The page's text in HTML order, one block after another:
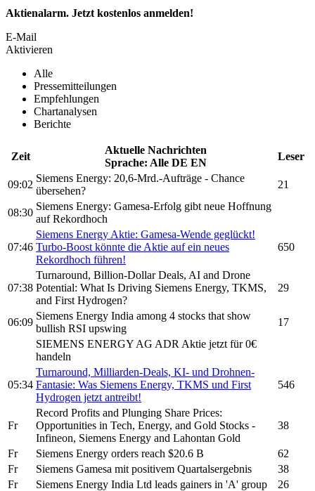
Aktienalarm. Jetzt kostenlos anmelden!
E-Mail
Aktivieren
Alle
Pressemitteilungen
Empfehlungen
Chartanalysen
Berichte
Zeit
Aktuelle Nachrichten
Sprache: Alle DE EN
Leser
09:02
Siemens Energy: 20,6-Mrd.-Aufträge - Chance
übersehen?
21
08:30
Siemens Energy: Gamesa-Erfolg gibt neue Hoffnung
auf Rekordhoch
07:46
Siemens Energy Aktie: Gamesa-Wende geglückt!
Turbo-Boost könnte die Aktie auf ein neues
Rekordhoch führen!
650
07:38
Turnaround, Billion-Dollar Deals, AI and Drone
Potential: What Is Driving Siemens Energy, TKMS,
and First Hydrogen?
29
06:09
Siemens Energy India among 4 stocks that show
bullish RSI upswing
17
SIEMENS ENERGY AG ADR Aktie jetzt für 0€
handeln
05:34
Turnaround, Milliarden-Deals, KI- und Drohnen-
Fantasie: Was Siemens Energy, TKMS und First
Hydrogen jetzt antreibt!
546
Fr
Record Profits and Plunging Share Prices:
Opportunities in Tech, Energy, and Gold Stocks -
Infineon, Siemens Energy and Lahontan Gold
38
Fr Siemens Energy orders reach $20.6 B
62
Fr
Siemens Gamesa mit positivem Quartalsergebnis
38
Fr
Siemens Energy India Ltd leads gainers in 'A' group
26